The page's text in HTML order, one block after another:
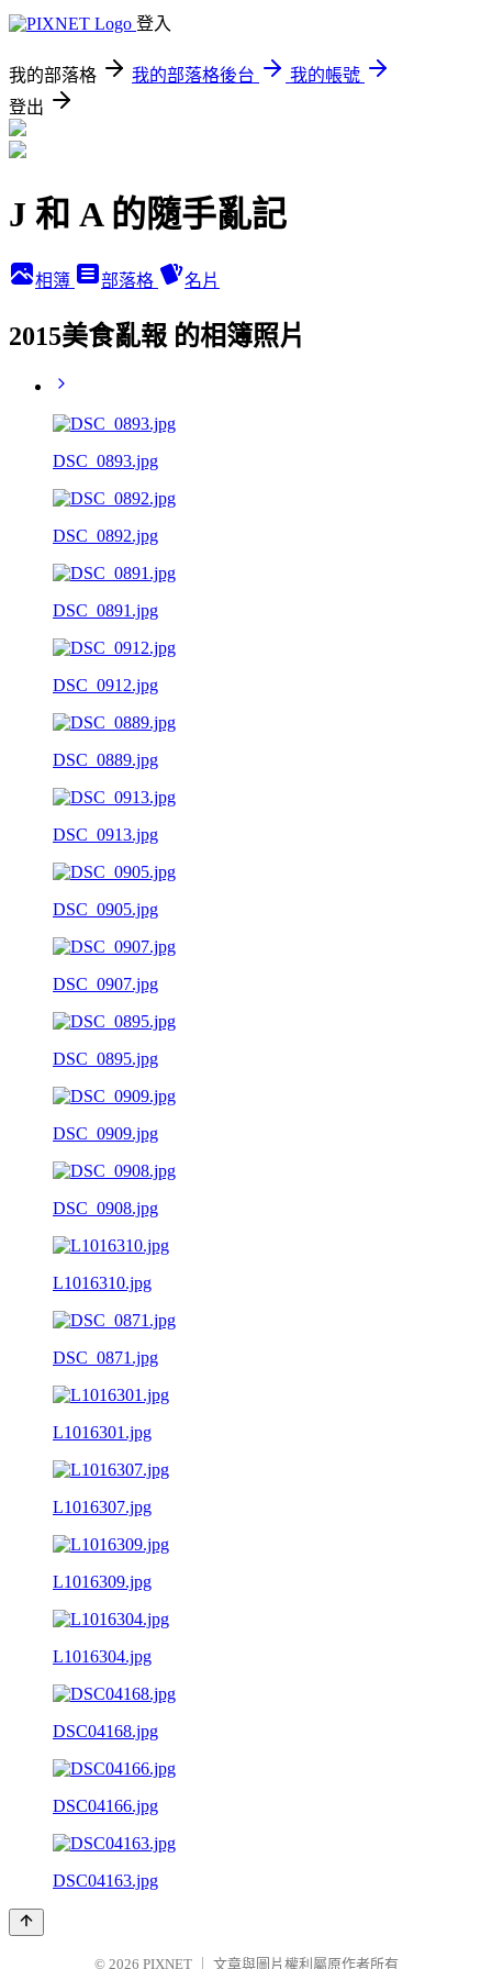
登入
我的部落格 我的部落格後台
我的帳號
登出
J 和 A 的隨手亂記
相簿 部落格 名片
2015美食亂報 的相簿照片
DSC_0893.jpg
DSC_0892.jpg
DSC_0891.jpg
DSC_0912.jpg
DSC_0889.jpg
DSC_0913.jpg
DSC_0905.jpg
DSC_0907.jpg
DSC_0895.jpg
DSC_0909.jpg
DSC_0908.jpg
L1016310.jpg
DSC_0871.jpg
L1016301.jpg
L1016307.jpg
L1016309.jpg
L1016304.jpg
DSC04168.jpg
DSC04166.jpg
DSC04163.jpg
© 2026 PIXNET 文章與圖片權利屬原作者所有